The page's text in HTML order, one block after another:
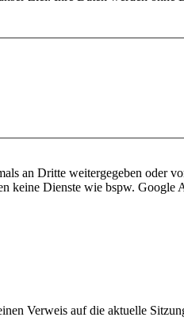
an Dritte weitergegeben oder
keine Dienste wie bspw.
Verweis auf die aktuelle